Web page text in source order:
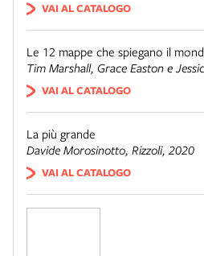
VAI AL CATALOGO
Le 12 mappe che spiegano il
Tim Marshall, Grace Easton e
VAI AL CATALOGO
La più grande
Davide Morosinotto, Rizzoli, 2020
VAI AL CATALOGO